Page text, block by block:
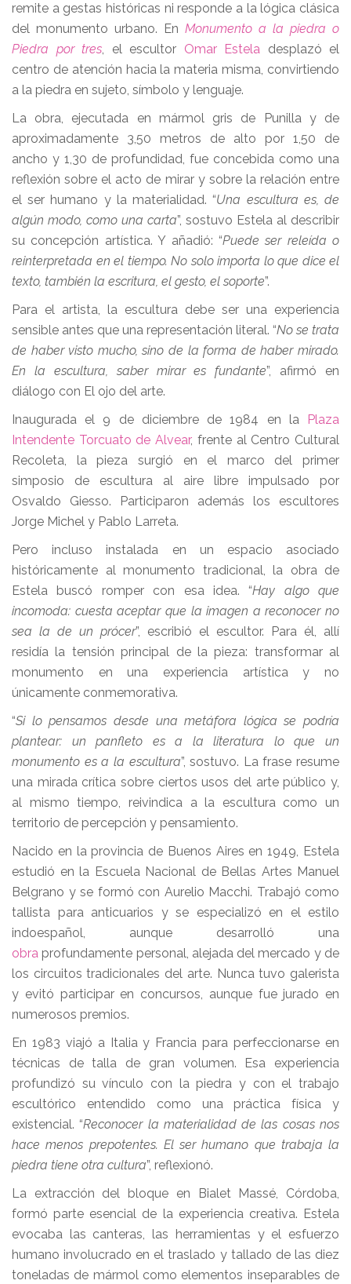
remite a gestas históricas ni responde a la lógica clásica
del monumento urbano. En Monumento a la piedra o
Piedra por tres, el escultor Omar Estela desplazó el
centro de atención hacia la materia misma, convirtiendo
a la piedra en sujeto, símbolo y lenguaje.
La obra, ejecutada en mármol gris de Punilla y de
aproximadamente 3,50 metros de alto por 1,50 de
ancho y 1,30 de profundidad, fue concebida como una
reflexión sobre el acto de mirar y sobre la relación entre
el ser humano y la materialidad. “Una escultura es, de
algún modo, como una carta”, sostuvo Estela al describir
su concepción artística. Y añadió: “Puede ser releída o
reinterpretada en el tiempo. No solo importa lo que dice el
texto, también la escritura, el gesto, el soporte”.
Para el artista, la escultura debe ser una experiencia
sensible antes que una representación literal. “No se trata
de haber visto mucho, sino de la forma de haber mirado.
En la escultura, saber mirar es fundante”, afirmó en
diálogo con El ojo del arte.
Inaugurada el 9 de diciembre de 1984 en la Plaza
Intendente Torcuato de Alvear, frente al Centro Cultural
Recoleta, la pieza surgió en el marco del primer
simposio de escultura al aire libre impulsado por
Osvaldo Giesso. Participaron además los escultores
Jorge Michel y Pablo Larreta.
Pero incluso instalada en un espacio asociado
históricamente al monumento tradicional, la obra de
Estela buscó romper con esa idea. “Hay algo que
incomoda: cuesta aceptar que la imagen a reconocer no
sea la de un prócer”, escribió el escultor. Para él, allí
residía la tensión principal de la pieza: transformar al
monumento en una experiencia artística y no
únicamente conmemorativa.
“Si lo pensamos desde una metáfora lógica se podría
plantear: un panfleto es a la literatura lo que un
monumento es a la escultura”, sostuvo. La frase resume
una mirada crítica sobre ciertos usos del arte público y,
al mismo tiempo, reivindica a la escultura como un
territorio de percepción y pensamiento.
Nacido en la provincia de Buenos Aires en 1949, Estela
estudió en la Escuela Nacional de Bellas Artes Manuel
Belgrano y se formó con Aurelio Macchi. Trabajó como
tallista para anticuarios y se especializó en el estilo
indoespañol, aunque desarrolló una
obra profundamente personal, alejada del mercado y de
los circuitos tradicionales del arte. Nunca tuvo galerista
y evitó participar en concursos, aunque fue jurado en
numerosos premios.
En 1983 viajó a Italia y Francia para perfeccionarse en
técnicas de talla de gran volumen. Esa experiencia
profundizó su vínculo con la piedra y con el trabajo
escultórico entendido como una práctica física y
existencial. “Reconocer la materialidad de las cosas nos
hace menos prepotentes. El ser humano que trabaja la
piedra tiene otra cultura”, reflexionó.
La extracción del bloque en Bialet Massé, Córdoba,
formó parte esencial de la experiencia creativa. Estela
evocaba las canteras, las herramientas y el esfuerzo
humano involucrado en el traslado y tallado de las diez
toneladas de mármol como elementos inseparables de